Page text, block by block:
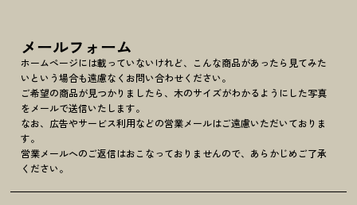
メールフォーム
ホームページには載っていないけれど、こんな商品があったら見てみた
いという場合も遠慮なくお問い合わせください。
ご希望の商品が見つかりましたら、木のサイズがわかるようにした写真
をメールで送信いたします。
なお、広告やサービス利用などの営業メールはご遠慮いただいておりま
す。
営業メールへのご返信はおこなっておりませんので、あらかじめご了承
ください。